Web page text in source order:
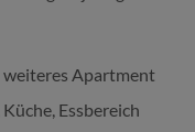
weiteres Apartment
Essbereich